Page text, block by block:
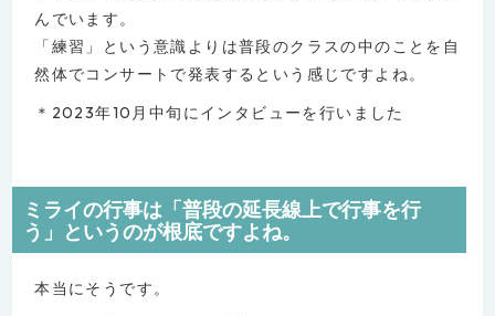
んでいます。
「練習」という意識よりは普段のクラスの中のことを自
然体でコンサートで発表するという感じですよね。
＊2023年10月中旬にインタビューを行いました
ミライの行事は「普段の延長線上で行事を行
う」というのが根底ですよね。
本当にそうです。